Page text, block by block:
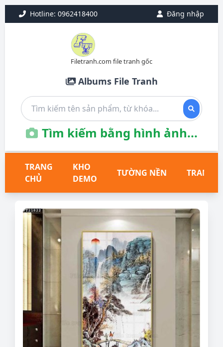
Hotline: 0962418400 Đăng nhập
Filetranh.com file tranh gốc
Albums File Tranh
Tìm kiếm bằng hình ảnh...
TRANG
CHỦ
KHO
DEMO
TƯỜNG NỀN TRANH